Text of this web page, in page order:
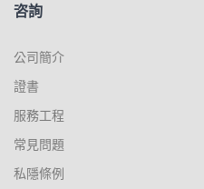
咨詢
公司簡介
證書
服務工程
常見問題
私隱條例